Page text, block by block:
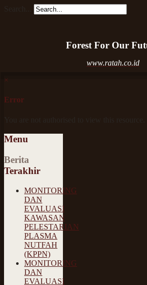
Forest For Our
www.ratah.co.id
×
Error
Menu
Berita
Terakhir
MONITORING
DAN
EVALUASI
KAWASAN
PELESTARIAN
PLASMA
NUTFAH
(KPPN)
MONITORING
DAN
EVALUASI